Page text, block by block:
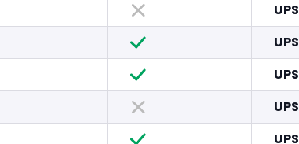
UPS
UPS
UPS
UPS
UPS